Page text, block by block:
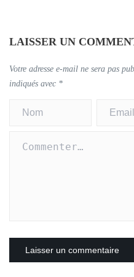
LAISSER UN
Votre adresse e-mail ne sera pas
indiqués avec *